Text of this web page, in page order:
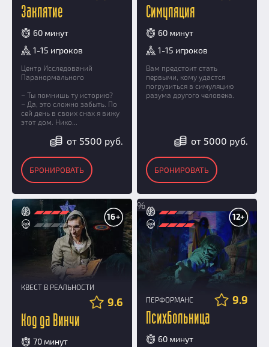
Заклятие
60 минут
1-15 игроков
Центр Исследований
Паранормального
– Ты помнишь ту историю?
– Да, это сложно забыть. По
сей день в своих снах я вижу
этот дом. Нико...
от 5500 руб.
БРОНИРОВАТЬ
Симуляция
60 минут
1-15 игроков
Вам предстоит стать
первыми, кому удастся
погрузиться в симуляцию
разума другого человека.
от 5000 руб.
БРОНИРОВАТЬ
16+
КВЕСТ В РЕАЛЬНОСТИ
9.6
Код да Винчи
70 минут
%
12+
ПЕРФОРМАНС 9.9
Психбольница
60 минут